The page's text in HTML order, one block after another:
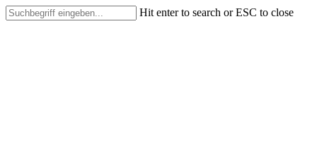
Skip
to
Hit enter to search or ESC to close